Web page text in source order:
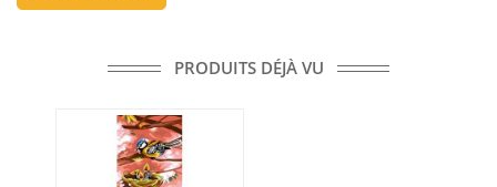
PRODUITS DÉJÀ VU